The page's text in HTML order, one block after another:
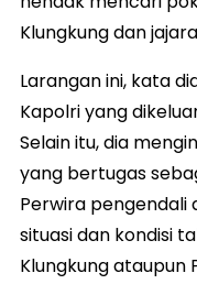
Klungkung dan
Larangan ini, kata
Kapolri yang
Selain itu, dia
yang bertugas
Perwira pengendali
situasi dan kondisi
Klungkung ataupun